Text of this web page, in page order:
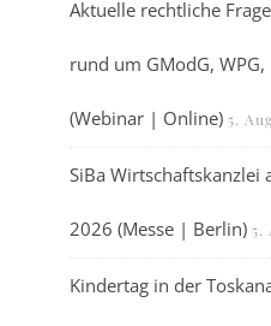
Aktuelle rechtliche
rund um GModG, WPG,
(Webinar | Online) 5.
SiBa Wirtschaftskanzlei
2026 (Messe | Berlin) 5.
Kindertag in der